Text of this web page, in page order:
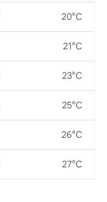
20°C
21°C
23°C
25°C
26°C
27°C